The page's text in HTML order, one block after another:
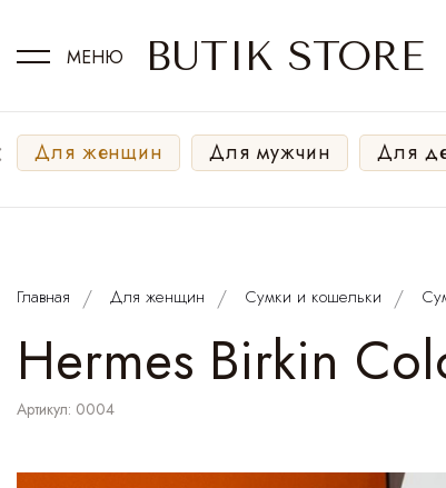
МЕНЮ BUTIK STORE
Для женщин Для мужчин Для
Главная Для женщин Сумки и кошельки
Hermes Birkin
Артикул: 0004